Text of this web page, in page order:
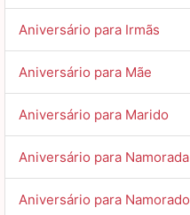
Aniversário para Irmãs
Aniversário para Mãe
Aniversário para Marido
Aniversário para Namorada
Aniversário para Namorado